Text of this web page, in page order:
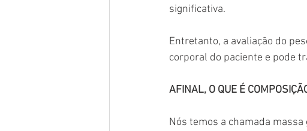
significativa.
Entretanto, a avaliação do
corporal do paciente e pode
AFINAL, O QUE É
Nós temos a chamada